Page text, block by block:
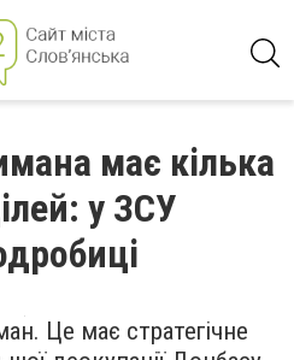
має кілька
у ЗСУ
Це має стратегічне